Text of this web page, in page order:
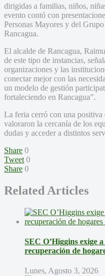
dirigidas a familias, niños,
evento contó con
Personas Mayores y del
Rancagua.
El alcalde de Rancagua,
de este tipo de instancias,
organizaciones y las
conectar mejor con las
un modelo de gestión
fortaleciendo en Rancagua”.
La feria cerró con una positiva
valoraron la cercanía de los
dudas y acceder a distintos
Share 0
Tweet 0
Share 0
Related Articles
SEC O’Higgins exige
recuperación de
Lunes, Agosto 3, 2026